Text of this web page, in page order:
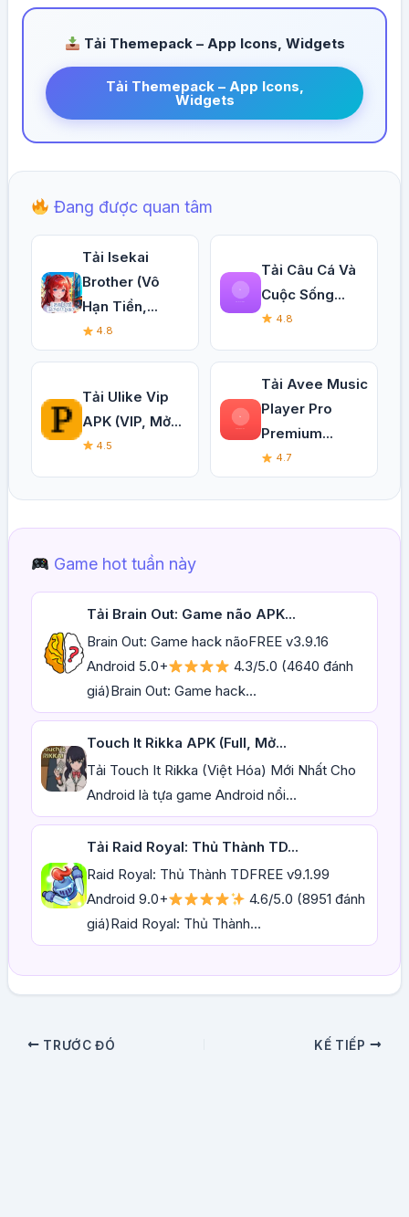
Tải Themepack – App Icons, Widgets
Tải Themepack – App Icons,
Widgets
Đang được quan tâm
Tải Isekai
Brother (Vô
Hạn Tiền,...
4.8
Tải Câu Cá Và
Cuộc Sống...
4.8
Tải Ulike Vip
APK (VIP, Mở...
4.5
Tải Avee Music
Player Pro
Premium...
4.7
Game hot tuần này
Tải Brain Out: Game não APK...
Brain Out: Game hack nãoFREE v3.9.16
Android 5.0+
4.3/5.0 (4640 đánh
giá)Brain Out: Game hack...
Touch It Rikka APK (Full, Mở...
Tải Touch It Rikka (Việt Hóa) Mới Nhất Cho
Android là tựa game Android nổi...
Tải Raid Royal: Thủ Thành TD...
Raid Royal: Thủ Thành TDFREE v9.1.99
Android 9.0+
4.6/5.0 (8951 đánh
giá)Raid Royal: Thủ Thành...
TRƯỚC ĐÓ KẾ TIẾP